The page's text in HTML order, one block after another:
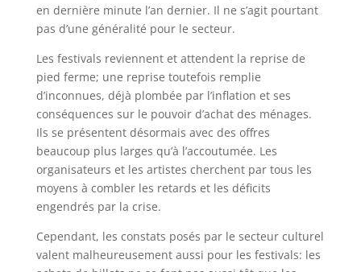
en dernière minute l’an dernier. Il ne s’agit pourtant
pas d’une généralité pour le secteur.
Les festivals reviennent et attendent la reprise de
pied ferme; une reprise toutefois remplie
d’inconnues, déjà plombée par l’inflation et ses
conséquences sur le pouvoir d’achat des ménages.
Ils se présentent désormais avec des offres
beaucoup plus larges qu’à l’accoutumée. Les
organisateurs et les artistes cherchent par tous les
moyens à combler les retards et les déficits
engendrés par la crise.
Cependant, les constats posés par le secteur culturel
valent malheureusement aussi pour les festivals: les